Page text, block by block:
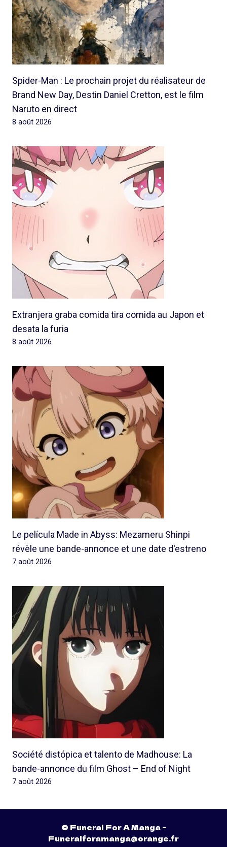
Spider-Man : Le prochain projet du réalisateur de
Brand New Day, Destin Daniel Cretton, est le film
Naruto en direct
8 août 2026
Extranjera graba comida tira comida au Japon et
desata la furia
8 août 2026
Le película Made in Abyss: Mezameru Shinpi
révèle une bande-annonce et une date d'estreno
7 août 2026
Société distópica et talento de Madhouse: La
bande-annonce du film Ghost – End of Night
7 août 2026
© Funeral For A Manga -
Funeralforamanga@orange.fr